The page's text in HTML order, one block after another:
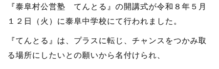
『泰阜村公営塾 てんとる』の開講式が令和８年５月
１２日（火）に泰阜中学校にて行われました。
『てんとる』は、プラスに転じ、チャンスをつかみ取
る場所にしたいとの願いから名付けられ、